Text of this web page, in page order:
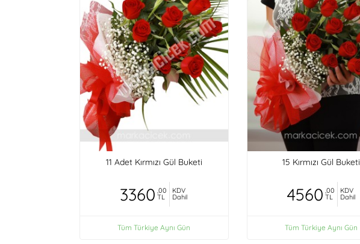
11 Adet Kırmızı Gül Buketi
3360 ,00
TL
KDV
Dahil
Tüm Türkiye Aynı Gün
15 Kırmızı Gül Buketi
4560 ,00
TL
KDV
Dahil
Tüm Türkiye Aynı Gün